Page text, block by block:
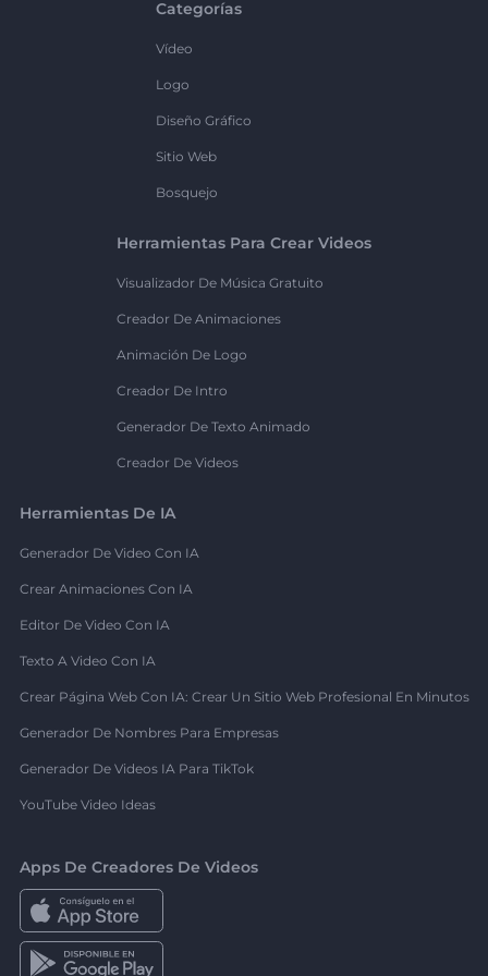
Categorías
Vídeo
Logo
Diseño Gráfico
Sitio Web
Bosquejo
Herramientas Para Crear Videos
Visualizador De Música Gratuito
Creador De Animaciones
Animación De Logo
Creador De Intro
Generador De Texto Animado
Creador De Videos
Herramientas De IA
Generador De Video Con IA
Crear Animaciones Con IA
Editor De Video Con IA
Texto A Video Con IA
Crear Página Web Con IA: Crear Un Sitio Web Profesional En Minutos
Generador De Nombres Para Empresas
Generador De Videos IA Para TikTok
YouTube Video Ideas
Apps De Creadores De Videos